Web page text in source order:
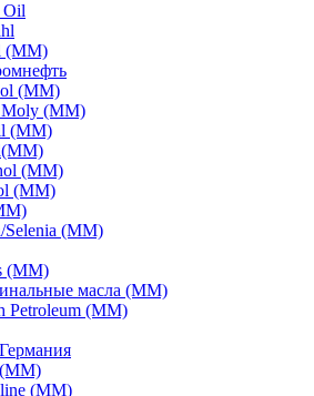
Oil
(ММ)
(ММ)
Moly (ММ)
(ММ)
(ММ)
(ММ)
Selenia (ММ)
(ММ)
масла (ММ)
Petroleum (ММ)
(ММ)
(ММ)